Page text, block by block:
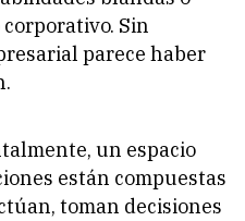
Sin
parece haber
un espacio
están compuestas
toman decisiones